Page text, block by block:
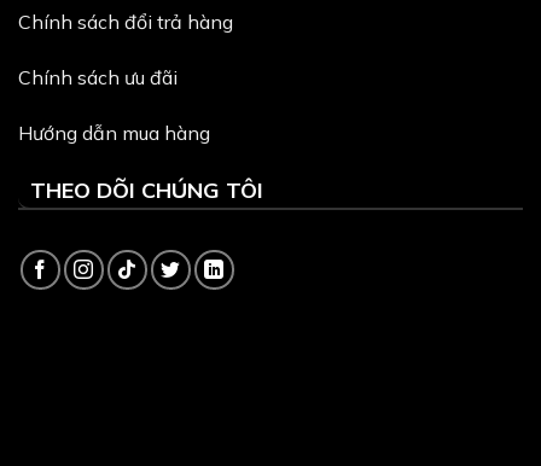
Chính sách đổi trả hàng
Chính sách ưu đãi
Hướng dẫn mua hàng
THEO DÕI CHÚNG TÔI